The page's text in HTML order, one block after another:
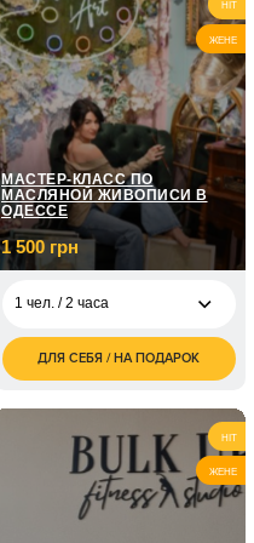
часу
грн
1 чел. / 6 уроков по 1
часу
6 000
грн
HIT
ЖЕНЕ
МАСТЕР-КЛАСС ПО
МАСЛЯНОЙ ЖИВОПИСИ В
ОДЕССЕ
1 500 грн
1 чел. / 2 часа
1 500
грн
грн
ДЛЯ СЕБЯ / НА ПОДАРОК
HIT
ЖЕНЕ